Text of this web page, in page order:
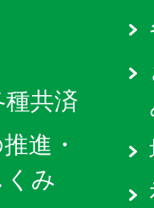
共済
進・
くみ